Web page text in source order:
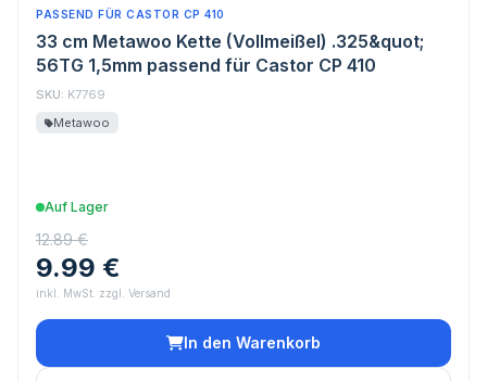
PASSEND FÜR CASTOR CP 410
33 cm Metawoo Kette (Vollmeißel) .325&quot;
56TG 1,5mm passend für Castor CP 410
SKU: K7769
Metawoo
Auf Lager
12.89 €
9.99 €
inkl. MwSt. zzgl. Versand
In den Warenkorb